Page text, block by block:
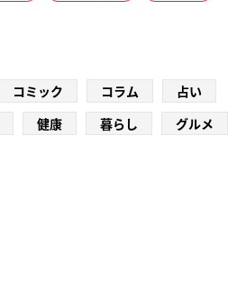
コミック コラム
占い
健康 暮らし グルメ